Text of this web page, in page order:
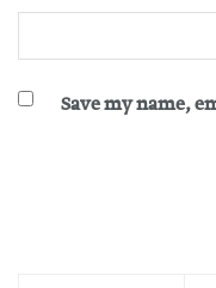
Save my name,